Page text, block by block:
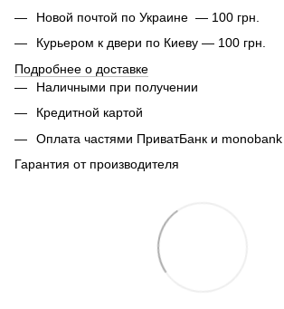
Новой почтой по Украине — 100 грн.
Курьером к двери по Киеву — 100 грн.
Подробнее о доставке
Наличными при получении
Кредитной картой
Оплата частями ПриватБанк и monobank
Гарантия от производителя